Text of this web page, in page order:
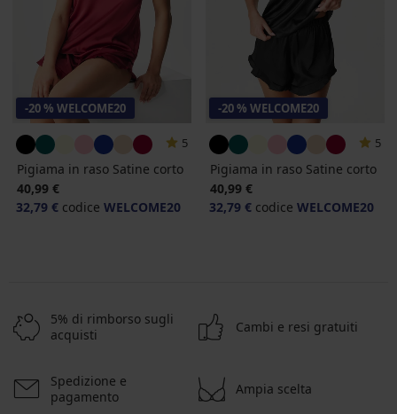
-20 % WELCOME20
5
Pigiama in raso Satine corto
40,99 €
32,79 € codice WELCOME20
-20 % WELCOME20
5
Pigiama in raso Satine corto
40,99 €
32,79 € codice WELCOME20
5% di rimborso sugli
acquisti
Cambi e resi gratuiti
Spedizione e
pagamento
Ampia scelta